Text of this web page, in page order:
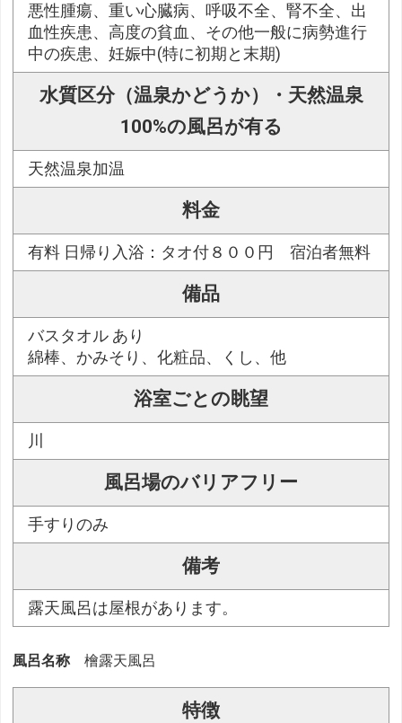
悪性腫瘍、重い心臓病、呼吸不全、腎不全、出
血性疾患、高度の貧血、その他一般に病勢進行
中の疾患、妊娠中(特に初期と末期)
水質区分（温泉かどうか）・天然温泉
100%の風呂が有る
天然温泉加温
料金
有料 日帰り入浴：タオ付８００円 宿泊者無料
備品
バスタオル あり
綿棒、かみそり、化粧品、くし、他
浴室ごとの眺望
川
風呂場のバリアフリー
手すりのみ
備考
露天風呂は屋根があります。
風呂名称 檜露天風呂
特徴